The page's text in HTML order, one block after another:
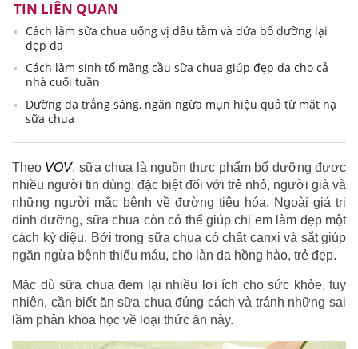
TIN LIÊN QUAN
Cách làm sữa chua uống vị dâu tằm và dứa bổ dưỡng lại
đẹp da
Cách làm sinh tố mãng cầu sữa chua giúp đẹp da cho cả
nhà cuối tuần
Dưỡng da trắng sáng, ngăn ngừa mụn hiệu quả từ mặt nạ
sữa chua
Theo VOV, sữa chua là nguồn thực phẩm bổ dưỡng được
nhiều người tin dùng, đặc biệt đối với trẻ nhỏ, người già và
những người mắc bệnh về đường tiêu hóa. Ngoài giá trị
dinh dưỡng, sữa chua còn có thể giúp chị em làm đẹp một
cách kỳ diệu. Bởi trong sữa chua có chất canxi và sắt giúp
ngăn ngừa bệnh thiếu máu, cho làn da hồng hào, trẻ đẹp.
Mặc dù sữa chua đem lại nhiều lợi ích cho sức khỏe, tuy
nhiên, cần biết ăn sữa chua đúng cách và tránh những sai
lầm phản khoa học về loại thức ăn này.